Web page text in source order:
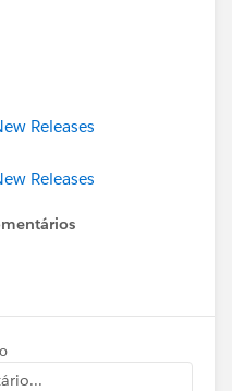
Releases
Releases